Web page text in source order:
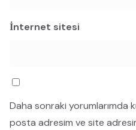
İnternet sitesi
Daha sonraki yorumlarımda
posta adresim ve site